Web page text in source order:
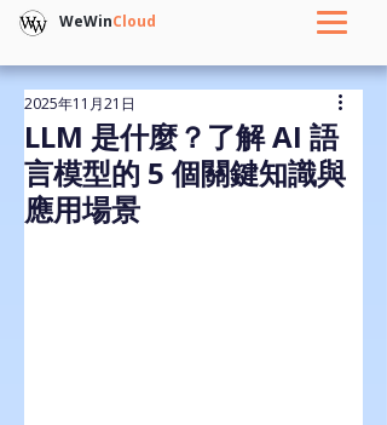
WeWinCloud
LLM 是什麼？了解 AI 語
言模型的 5 個關鍵知識與
應用場景
2025年11月21日